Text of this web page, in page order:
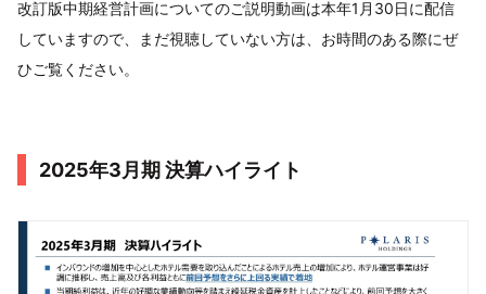
改訂版中期経営計画についてのご説明動画は本年1月30日に配信
していますので、まだ視聴していない方は、お時間のある際にぜ
ひご覧ください。
2025年3月期 決算ハイライト